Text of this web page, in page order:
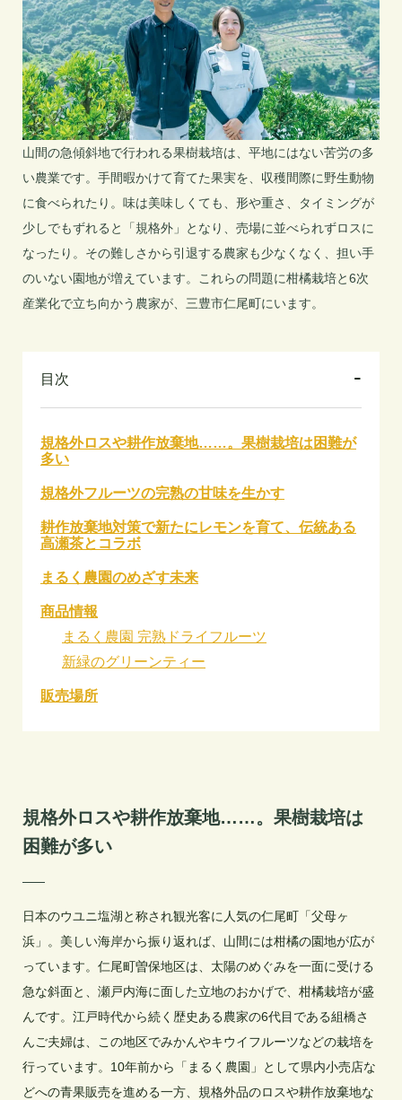
山間の急傾斜地で行われる果樹栽培は、平地にはない苦労の多
い農業です。手間暇かけて育てた果実を、収穫間際に野生動物
に食べられたり。味は美味しくても、形や重さ、タイミングが
少しでもずれると「規格外」となり、売場に並べられずロスに
なったり。その難しさから引退する農家も少なくなく、担い手
のいない園地が増えています。これらの問題に柑橘栽培と6次
産業化で立ち向かう農家が、三豊市仁尾町にいます。
目次
規格外ロスや耕作放棄地……。果樹栽培は困難が
多い
規格外フルーツの完熟の甘味を生かす
耕作放棄地対策で新たにレモンを育て、伝統ある
高瀬茶とコラボ
まるく農園のめざす未来
商品情報
まるく農園 完熟ドライフルーツ
新緑のグリーンティー
販売場所
規格外ロスや耕作放棄地……。果樹栽培は
困難が多い
日本のウユニ塩湖と称され観光客に人気の仁尾町「父母ヶ
浜」。美しい海岸から振り返れば、山間には柑橘の園地が広が
っています。仁尾町曽保地区は、太陽のめぐみを一面に受ける
急な斜面と、瀬戸内海に面した立地のおかげで、柑橘栽培が盛
んです。江戸時代から続く歴史ある農家の6代目である組橋さ
んご夫婦は、この地区でみかんやキウイフルーツなどの栽培を
行っています。10年前から「まるく農園」として県内小売店な
どへの青果販売を進める一方、規格外品のロスや耕作放棄地な